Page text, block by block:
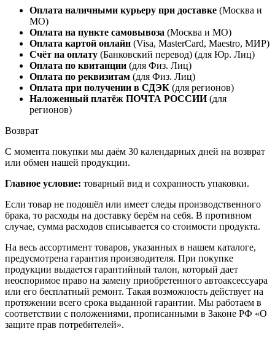
Оплата наличными курьеру при доставке (Москва и
МО)
Оплата на пункте самовывоза (Москва и МО)
Оплата картой онлайн (Visa, MasterCard, Maestro, МИР)
Счёт на оплату (Банковский перевод) (для Юр. Лиц)
Оплата по квитанции (для Физ. Лиц)
Оплата по реквизитам (для Физ. Лиц)
Оплата при получении в СДЭК (для регионов)
Наложенный платёж ПОЧТА РОССИИ(для
регионов)
Возврат
С момента покупки мы даём 30 календарных дней на возврат
или обмен нашей продукции.
Главное условие: товарный вид и сохранность упаковки.
Если товар не подошёл или имеет следы производственного
брака, то расходы на доставку берём на себя. В противном
случае, сумма расходов списывается со стоимости продукта.
На весь ассортимент товаров, указанных в нашем каталоге,
предусмотрена гарантия производителя. При покупке
продукции выдается гарантийный талон, который дает
неоспоримое право на замену приобретенного автоаксессуара
или его бесплатный ремонт. Такая возможность действует на
протяжении всего срока выданной гарантии. Мы работаем в
соответствии с положениями, прописанными в Законе РФ «О
защите прав потребителей».